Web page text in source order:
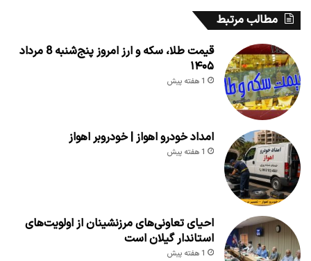
مطالب مرتبط
قیمت طلا، سکه و ارز امروز پنج‌شنبه 8 مرداد
۱۴۰۵
1 هفته پیش
امداد خودرو اهواز | خودروبر اهواز
1 هفته پیش
احیای تعاونی‌های مرزنشینان از اولویت‌های
استاندار گیلان است
1 هفته پیش